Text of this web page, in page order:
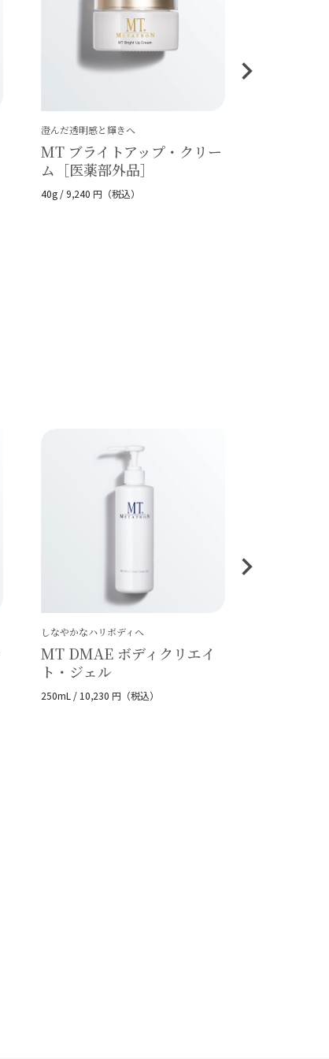
澄んだ透明感と輝きへ
MT ブライトアップ・クリー
ム［医薬部外品］
40g / 9,240 円（税込）
しなやかなハリボディへ
MT DMAE ボディクリエイ
ト・ジェル
250mL / 10,230 円（税込）